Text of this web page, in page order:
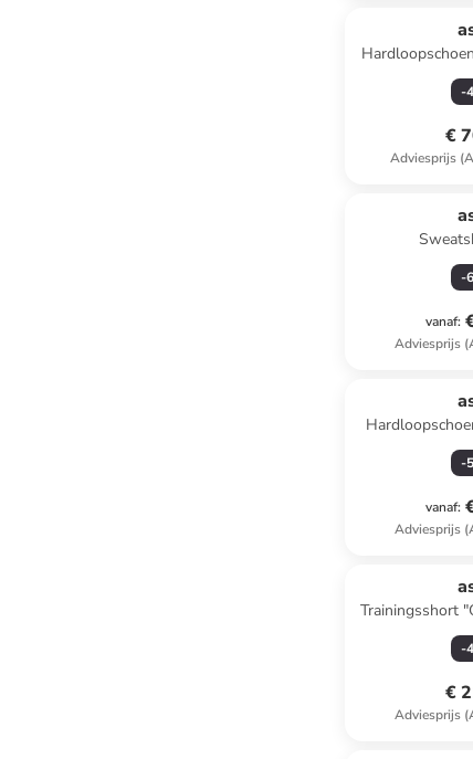
-
€
Adviesprijs
-
vanaf:
Adviesprijs
PS"
-
vanaf:
Adviesprijs
Trainingsshort
-
€
Adviesprijs